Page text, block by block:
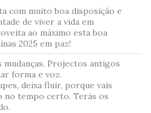
com muito boa disposição e
de viver a vida em
ao máximo esta boa
2025 em paz!
mudanças. Projectos antigos
forma e voz.
deixa fluir, porque vais
no tempo certo. Terás os